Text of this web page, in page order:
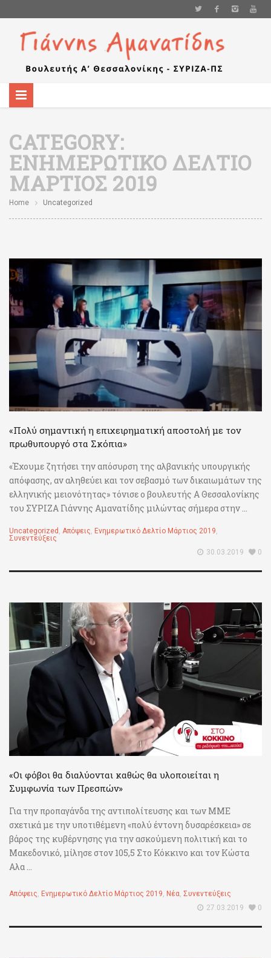
CATEGORY:
ΕΝΗΜΕΡΩΤΙΚΌ ΔΕΛΤΊΟ
ΜΆΡΤΙΟΣ 2019
Home Uncategorized
«Πολύ σημαντική η επιχειρηματική αποστολή με τον
πρωθυπουργό στα Σκόπια»
«Έχουμε ζητήσει την απόσυρση της αλβανικής υπουργικής
απόφασης, αν αληθεύει και τον σεβασμό των δικαιωμάτων της
ελληνικής μειονότητας» τόνισε ο βουλευτής Α Θεσσαλονίκης
του ΣΥΡΙΖΑ Γιάννης Αμανατίδης μιλώντας σήμερα στην ...
Uncategorized , Απόψεις, Ενημερωτικό Δελτίο Μάρτιος 2019,
Συνεντεύξεις
30.03.2019
0
«Οι φόβοι θα διαλύονται καθώς θα υλοποιείται η
Συμφωνία των Πρεσπών»
Για την προπαγάνδα της αντιπολίτευσης και των ΜΜΕ
σχετικά με την υποτιθέμενη «πολύ έντονη δυσαρέσκεια» σε
βάρος της κυβέρνησης για την ασκούμενη πολιτική και το
Μακεδονικό, μίλησε στον 105,5 Στο Κόκκινο και τον Κώστα
Αλα ...
Απόψεις, Ενημερωτικό Δελτίο Μάρτιος 2019, Νέα, Συνεντεύξεις
27.03.2019
0